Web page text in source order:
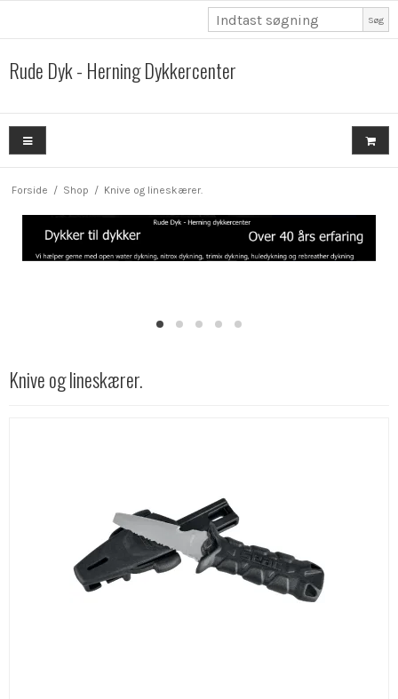
Søg
Rude Dyk - Herning Dykkercenter
Forside / Shop / Knive og lineskærer.
Knive og lineskærer.